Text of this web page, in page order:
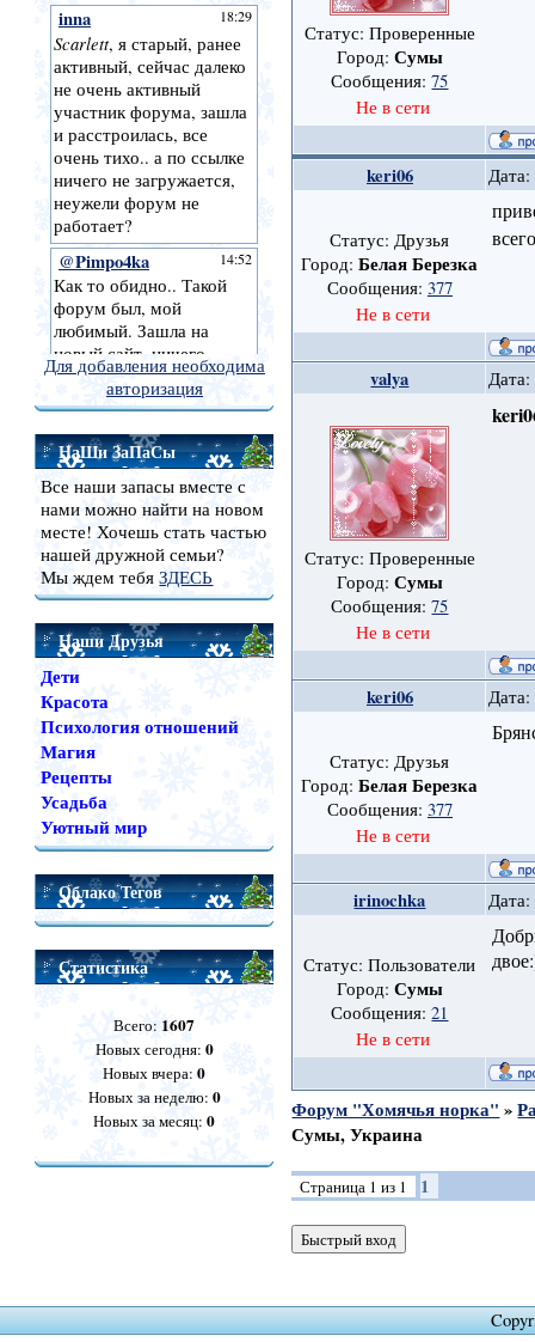
Для добавления необходима
авторизация
НаШи ЗаПаСы
Все наши запасы вместе с
нами можно найти на новом
месте! Хочешь стать частью
нашей дружной семьи?
Мы ждем тебяЗДЕСЬ
Наши Друзья
Дети
Красота
Психология отношений
Магия
Рецепты
Усадьба
Уютный мир
Облако Тегов
Статистика
Всего: 1607
Новых сегодня: 0
Новых вчера:0
Новых за неделю: 0
Новых за месяц:0
Статус: Проверенные
Город: Сумы
Сообщения:75
Не в сети
keri06 Дата:
Статус: Друзья
Город:Белая Березка
Сообщения: 377
Не в сети
valya
Статус: Проверенные
Город: Сумы
Сообщения:75
Не в сети
keri06
Статус: Друзья
Город:Белая Березка
Сообщения: 377
Не в сети
irinochka Дата:
Статус: Пользователи
Город: Сумы
Сообщения:21
Не в сети
Форум "Хомячья норка" »
Сумы, Украина
Страница 1 из 1 1